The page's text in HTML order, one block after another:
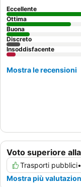
Voto superiore
Trasporti pubblici•
Mostra più
Eccellente
Ottima
Buona
Discreto
Insoddisfacente
Mostra le recensioni